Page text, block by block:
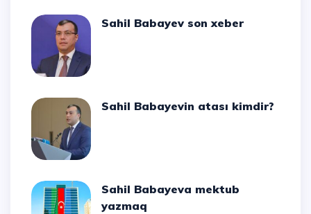
Sahil Babayev son xeber
Sahil Babayevin atası kimdir?
Sahil Babayeva mektub
yazmaq